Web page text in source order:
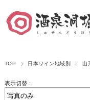
名古屋市西区の「造り
TOP 日本ワイン地域別 山
表示切替：